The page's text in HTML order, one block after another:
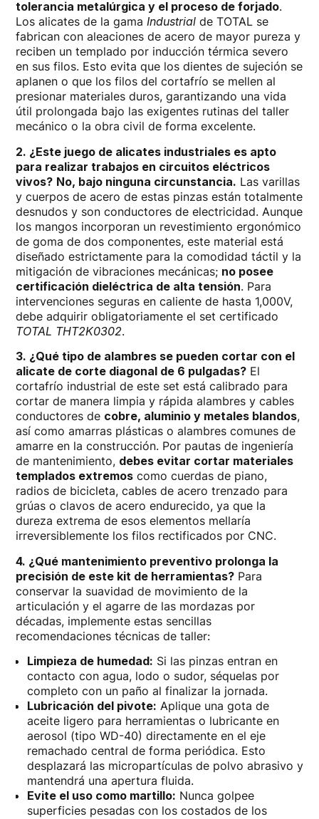
tolerancia metalúrgica y el proceso de forjado.
Los alicates de la gama Industrialde TOTAL se
fabrican con aleaciones de acero de mayor pureza y
reciben un templado por inducción térmica severo
en sus filos. Esto evita que los dientes de sujeción se
aplanen o que los filos del cortafrío se mellen al
presionar materiales duros, garantizando una vida
útil prolongada bajo las exigentes rutinas del taller
mecánico o la obra civil de forma excelente.
2. ¿Este juego de alicates industriales es apto
para realizar trabajos en circuitos eléctricos
vivos? No, bajo ninguna circunstancia. Las varillas
y cuerpos de acero de estas pinzas están totalmente
desnudos y son conductores de electricidad. Aunque
los mangos incorporan un revestimiento ergonómico
de goma de dos componentes, este material está
diseñado estrictamente para la comodidad táctil y la
mitigación de vibraciones mecánicas; no posee
certificación dieléctrica de alta tensión. Para
intervenciones seguras en caliente de hasta 1,000V,
debe adquirir obligatoriamente el set certificado
TOTAL THT2K0302.
3. ¿Qué tipo de alambres se pueden cortar con el
alicate de corte diagonal de 6 pulgadas?El
cortafrío industrial de este set está calibrado para
cortar de manera limpia y rápida alambres y cables
conductores de cobre, aluminio y metales blandos,
así como amarras plásticas o alambres comunes de
amarre en la construcción. Por pautas de ingeniería
de mantenimiento, debes evitar cortar materiales
templados extremoscomo cuerdas de piano,
radios de bicicleta, cables de acero trenzado para
grúas o clavos de acero endurecido, ya que la
dureza extrema de esos elementos mellaría
irreversiblemente los filos rectificados por CNC.
4. ¿Qué mantenimiento preventivo prolonga la
precisión de este kit de herramientas?Para
conservar la suavidad de movimiento de la
articulación y el agarre de las mordazas por
décadas, implemente estas sencillas
recomendaciones técnicas de taller:
Limpieza de humedad: Si las pinzas entran en
contacto con agua, lodo o sudor, séquelas por
completo con un paño al finalizar la jornada.
Lubricación del pivote: Aplique una gota de
aceite ligero para herramientas o lubricante en
aerosol (tipo WD-40) directamente en el eje
remachado central de forma periódica. Esto
desplazará las micropartículas de polvo abrasivo y
mantendrá una apertura fluida.
Evite el uso como martillo: Nunca golpee
superficies pesadas con los costados de los